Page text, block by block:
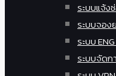
ระบบแจ้ง
ระบบจอง
ระบบ
ระบบจัดก